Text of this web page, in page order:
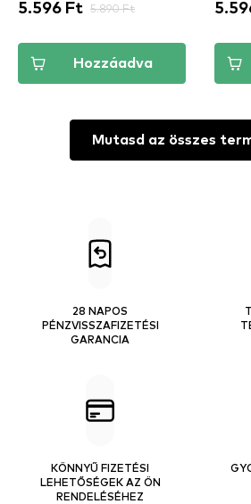
5.596 Ft 5.890 Ft
Hozzáadva
Mutasd az összes
28 NAPOS
PÉNZVISSZAFIZETÉSI
GARANCIA
KÖNNYŰ FIZETÉSI
LEHETŐSÉGEK AZ ÖN
RENDELÉSÉHEZ